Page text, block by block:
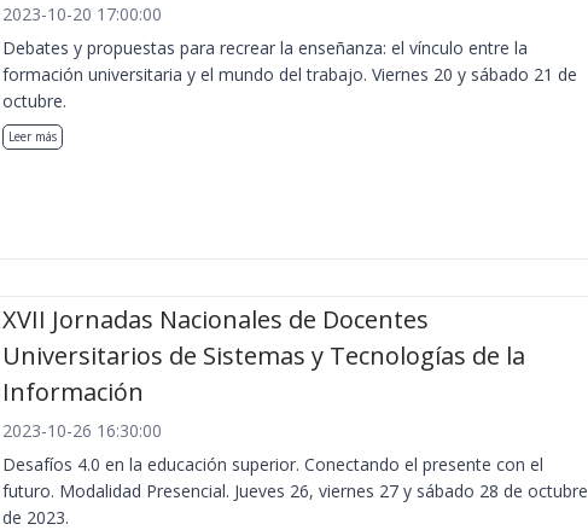
2023-10-20 17:00:00
Debates y propuestas para recrear la enseñanza: el vínculo entre la
formación universitaria y el mundo del trabajo. Viernes 20 y sábado 21 de
octubre.
Leer más
XVII Jornadas Nacionales de Docentes
Universitarios de Sistemas y Tecnologías de la
Información
2023-10-26 16:30:00
Desafíos 4.0 en la educación superior. Conectando el presente con el
futuro. Modalidad Presencial. Jueves 26, viernes 27 y sábado 28 de octubre
de 2023.